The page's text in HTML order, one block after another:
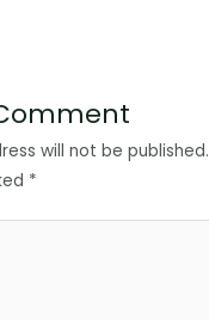
will not be published.
*